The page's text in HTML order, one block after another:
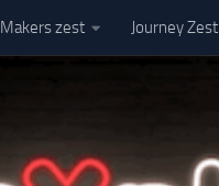
Makers zest Journey Zest